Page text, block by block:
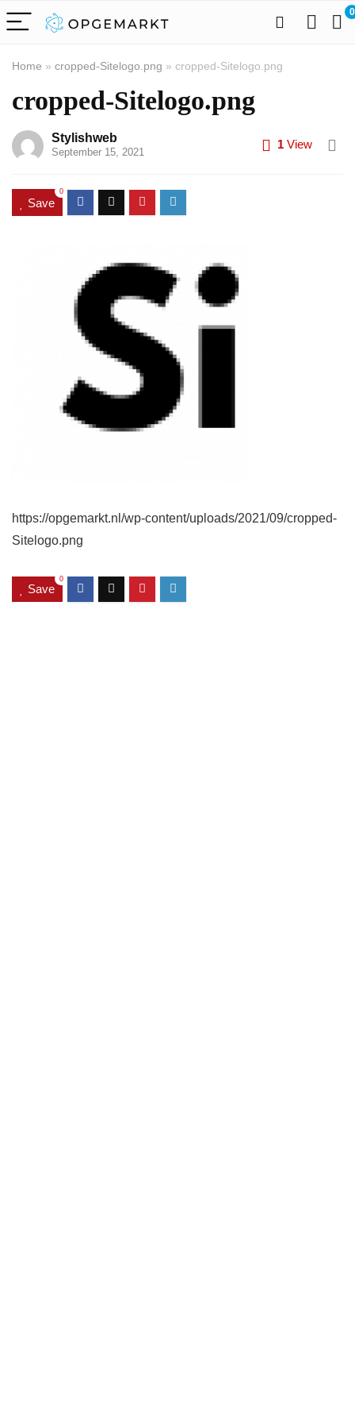
0
Home » cropped-Sitelogo.png » cropped-Sitelogo.png
cropped-Sitelogo.png
Stylishweb
September 15, 2021
1 View
Save
0
https://opgemarkt.nl/wp-content/uploads/2021/09/cropped-
Sitelogo.png
Save
0